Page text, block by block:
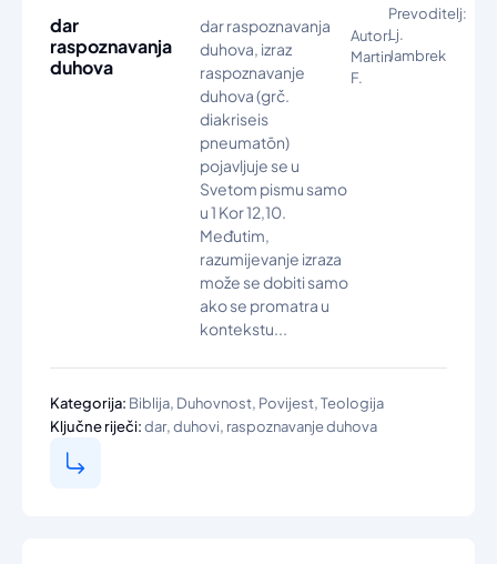
dar
raspoznavanja
duhova
dar raspoznavanja
duhova, izraz
raspoznavanje
duhova (grč.
diakriseis
pneumatōn)
pojavljuje se u
Svetom pismu samo
u 1 Kor 12,10.
Međutim,
razumijevanje izraza
može se dobiti samo
ako se promatra u
kontekstu...
Autor:
Martin
F.
Prevoditelj:
Lj.
Jambrek
Kategorija: Biblija, Duhovnost, Povijest,Teologija
Ključne riječi:dar,duhovi, raspoznavanje duhova